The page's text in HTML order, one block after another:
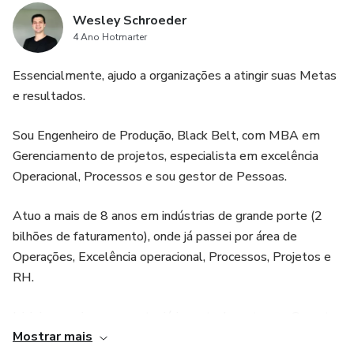
Wesley Schroeder
4 Ano Hotmarter
Essencialmente, ajudo a organizações a atingir suas Metas
e resultados.
Sou Engenheiro de Produção, Black Belt, com MBA em
Gerenciamento de projetos, especialista em excelência
Operacional, Processos e sou gestor de Pessoas.
Atuo a mais de 8 anos em indústrias de grande porte (2
bilhões de faturamento), onde já passei por área de
Operações, Excelência operacional, Processos, Projetos e
RH.
de uma área de operações onde faço a gestão de mais de
Mostrar mais